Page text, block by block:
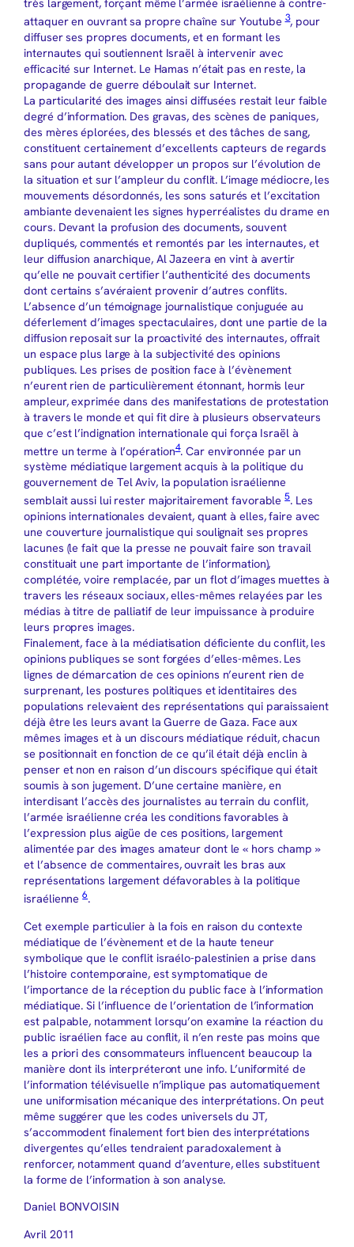
très largement, forçant même l’armée israélienne à contre-
attaquer en ouvrant sa propre chaîne sur Youtube3, pour
diffuser ses propres documents, et en formant les
internautes qui soutiennent Israël à intervenir avec
efficacité sur Internet. Le Hamas n’était pas en reste, la
propagande de guerre déboulait sur Internet.
La particularité des images ainsi diffusées restait leur faible
degré d’information. Des gravas, des scènes de paniques,
des mères éplorées, des blessés et des tâches de sang,
constituent certainement d’excellents capteurs de regards
sans pour autant développer un propos sur l’évolution de
la situation et sur l’ampleur du conflit. L’image médiocre, les
mouvements désordonnés, les sons saturés et l’excitation
ambiante devenaient les signes hyperréalistes du drame en
cours. Devant la profusion des documents, souvent
dupliqués, commentés et remontés par les internautes, et
leur diffusion anarchique, Al Jazeera en vint à avertir
qu’elle ne pouvait certifier l’authenticité des documents
dont certains s’avéraient provenir d’autres conflits.
L’absence d’un témoignage journalistique conjuguée au
déferlement d’images spectaculaires, dont une partie de la
diffusion reposait sur la proactivité des internautes, offrait
un espace plus large à la subjectivité des opinions
publiques. Les prises de position face à l’évènement
n’eurent rien de particulièrement étonnant, hormis leur
ampleur, exprimée dans des manifestations de protestation
à travers le monde et qui fit dire à plusieurs observateurs
que c’est l’indignation internationale qui força Israël à
mettre un terme à l’opération4. Car environnée par un
système médiatique largement acquis à la politique du
gouvernement de Tel Aviv, la population israélienne
semblait aussi lui rester majoritairement favorable5. Les
opinions internationales devaient, quant à elles, faire avec
une couverture journalistique qui soulignait ses propres
lacunes (le fait que la presse ne pouvait faire son travail
constituait une part importante de l’information),
complétée, voire remplacée, par un flot d’images muettes à
travers les réseaux sociaux, elles-mêmes relayées par les
médias à titre de palliatif de leur impuissance à produire
leurs propres images.
Finalement, face à la médiatisation déficiente du conflit, les
opinions publiques se sont forgées d’elles-mêmes. Les
lignes de démarcation de ces opinions n’eurent rien de
surprenant, les postures politiques et identitaires des
populations relevaient des représentations qui paraissaient
déjà être les leurs avant la Guerre de Gaza. Face aux
mêmes images et à un discours médiatique réduit, chacun
se positionnait en fonction de ce qu’il était déjà enclin à
penser et non en raison d’un discours spécifique qui était
soumis à son jugement. D’une certaine manière, en
interdisant l’accès des journalistes au terrain du conflit,
l’armée israélienne créa les conditions favorables à
l’expression plus aigüe de ces positions, largement
alimentée par des images amateur dont le « hors champ »
et l’absence de commentaires, ouvrait les bras aux
représentations largement défavorables à la politique
israélienne6.
Cet exemple particulier à la fois en raison du contexte
médiatique de l’évènement et de la haute teneur
symbolique que le conflit israélo-palestinien a prise dans
l’histoire contemporaine, est symptomatique de
l’importance de la réception du public face à l’information
médiatique. Si l’influence de l’orientation de l’information
est palpable, notamment lorsqu’on examine la réaction du
public israélien face au conflit, il n’en reste pas moins que
les a priori des consommateurs influencent beaucoup la
manière dont ils interpréteront une info. L’uniformité de
l’information télévisuelle n’implique pas automatiquement
une uniformisation mécanique des interprétations. On peut
même suggérer que les codes universels du JT,
s’accommodent finalement fort bien des interprétations
divergentes qu’elles tendraient paradoxalement à
renforcer, notamment quand d’aventure, elles substituent
la forme de l’information à son analyse.
Daniel BONVOISIN
Avril 2011